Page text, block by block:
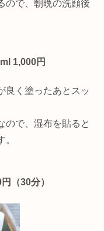
ので、朝晩の洗顔後
1,000円
く塗ったあとスッ
で、湿布を貼ると
（30分）